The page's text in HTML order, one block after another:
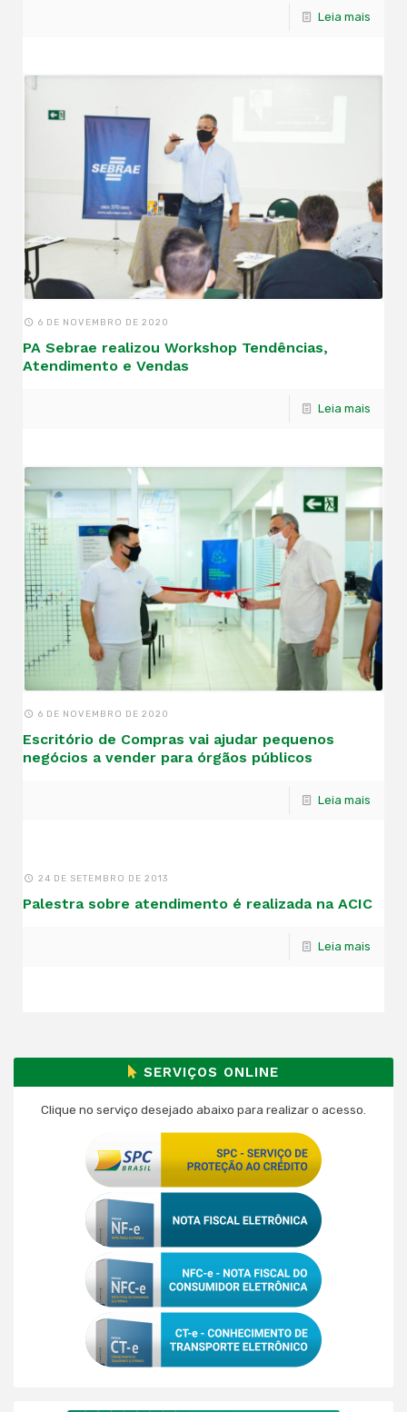
Leia mais
6 DE NOVEMBRO DE 2020
PA Sebrae realizou Workshop Tendências,
Atendimento e Vendas
Leia mais
6 DE NOVEMBRO DE 2020
Escritório de Compras vai ajudar pequenos
negócios a vender para órgãos públicos
Leia mais
24 DE SETEMBRO DE 2013
Palestra sobre atendimento é realizada na ACIC
Leia mais
SERVIÇOS ONLINE
Clique no serviço desejado abaixo para realizar o acesso.